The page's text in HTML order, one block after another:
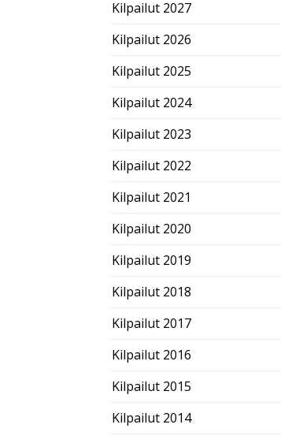
Kilpailut 2027
Kilpailut 2026
Kilpailut 2025
Kilpailut 2024
Kilpailut 2023
Kilpailut 2022
Kilpailut 2021
Kilpailut 2020
Kilpailut 2019
Kilpailut 2018
Kilpailut 2017
Kilpailut 2016
Kilpailut 2015
Kilpailut 2014